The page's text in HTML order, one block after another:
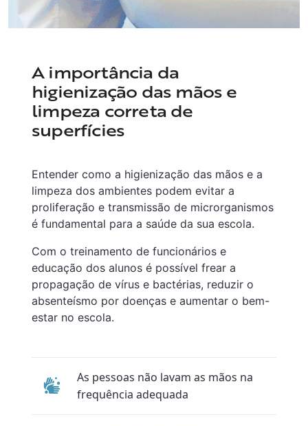
A importância da
higienização das mãos e
limpeza correta de
superfícies
Entender como a higienização das mãos e a
limpeza dos ambientes podem evitar a
proliferação e transmissão de microrganismos
é fundamental para a saúde da sua escola.
Com o treinamento de funcionários e
educação dos alunos é possível frear a
propagação de vírus e bactérias, reduzir o
absenteísmo por doenças e aumentar o bem-
estar no escola.
As pessoas não lavam as mãos na
frequência adequada